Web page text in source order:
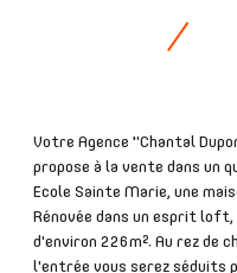
Votre Agence "Chantal
propose à la vente dans un
Ecole Sainte Marie, une
Rénovée dans un esprit
d'environ 226m². Au rez de
l'entrée vous serez séduits